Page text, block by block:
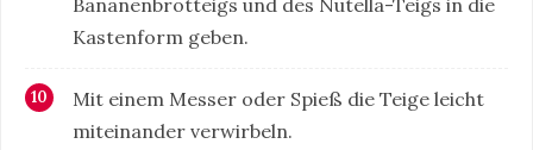
Kastenform geben.
Mit einem Messer oder Spieß die Teige leicht
miteinander verwirbeln.